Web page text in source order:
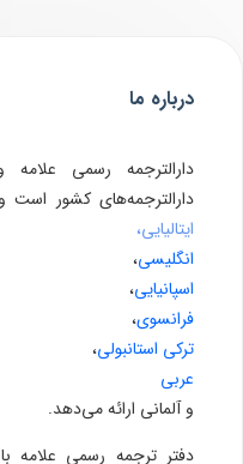
درباره ما
دارالترجمه رسمی علامه
دارالترجمه‌های کشور
ایتالیایی،
انگلیسی،
اسپانیایی،
فرانسوی،
ترکی استانبولی،
عربی
و آلمانی ارائه می‌دهد.
دفتر ترجمه رسمی علامه